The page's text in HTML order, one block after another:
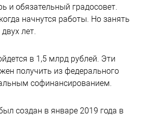
и обязательный градосовет.
начнутся работы. Но занять
лет.
в 1,5 млрд рублей. Эти
получить из федерального
софинансированием.
создан в январе 2019 года в